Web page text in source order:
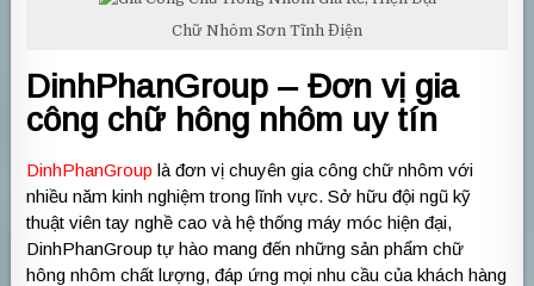
Chữ Nhôm Sơn Tĩnh Điện
DinhPhanGroup – Đơn vị gia
công chữ hông nhôm uy tín
DinhPhanGroup là đơn vị chuyên gia công chữ nhôm với
nhiều năm kinh nghiệm trong lĩnh vực. Sở hữu đội ngũ kỹ
thuật viên tay nghề cao và hệ thống máy móc hiện đại,
DinhPhanGroup tự hào mang đến những sản phẩm chữ
hông nhôm chất lượng, đáp ứng mọi nhu cầu của khách hàng